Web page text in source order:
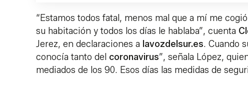
“Estamos todos fatal, menos mal que a mí me
su habitación y todos los días le hablaba”, cuenta
Jerez, en declaraciones a lavozdelsur.es. Cuando
conocía tanto del coronavirus”, señala López,
mediados de los 90. Esos días las medidas de